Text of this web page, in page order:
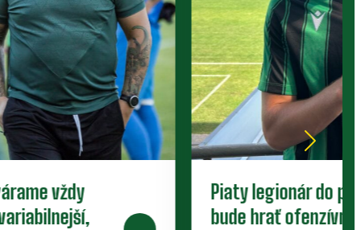
Baníci uzavreli letnú prípravu. V
generálke zdolali Martin